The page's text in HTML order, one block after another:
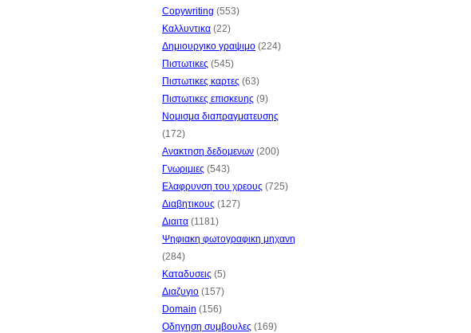
Copywriting (553)
Καλλυντικα (22)
Δημιουργικο γραψιμο (224)
Πιστωτικες (545)
Πιστωτικες καρτες (63)
Πιστωτικες επισκευης (9)
Νομισμα διαπραγματευσης
(172)
Ανακτηση δεδομενων (200)
Γνωριμιες (543)
Ελαφρυνση του χρεους (725)
Διαβητικους (127)
Διαιτα (1181)
Ψηφιακη φωτογραφικη μηχανη
(284)
Καταδυσεις (5)
Διαζυγιο (157)
Domain (156)
Οδηγηση συμβουλες (169)